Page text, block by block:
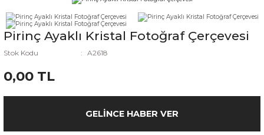
Pirinç Ayaklı Kristal Fotoğraf Çerçevesi
Stok Kodu A2618
0,00 TL
GELINCE HABER VER